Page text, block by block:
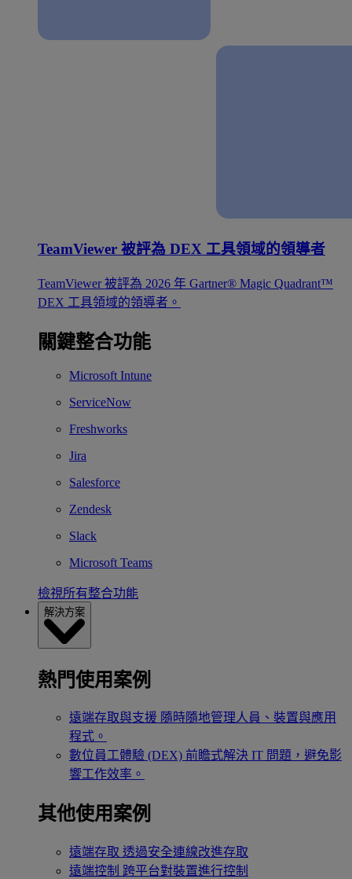
TeamViewer 被評為 DEX 工具領域的領導者
TeamViewer 被評為 2026 年 Gartner® Magic Quadrant™
DEX 工具領域的領導者。
關鍵整合功能
Microsoft Intune
ServiceNow
Freshworks
Jira
Salesforce
Zendesk
Slack
Microsoft Teams
檢視所有整合功能
解決方案
熱門使用案例
遠端存取與支援 隨時隨地管理人員、裝置與應用
程式。
數位員工體驗 (DEX) 前瞻式解決 IT 問題，避免影
響工作效率。
其他使用案例
遠端存取 透過安全連線改進存取
遠端控制 跨平台對裝置進行控制